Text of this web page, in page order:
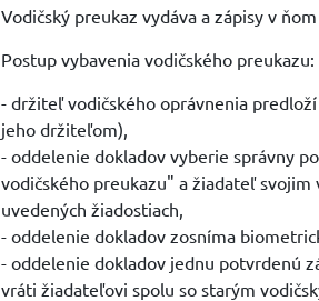
Vodičský preukaz vydáva a zápisy v
Postup vybavenia vodičského preukazu:
- držiteľ vodičského oprávnenia
jeho držiteľom),
- oddelenie dokladov vyberie správny
vodičského preukazu" a žiadateľ
uvedených žiadostiach,
- oddelenie dokladov zosníma
- oddelenie dokladov jednu potvrdenú
vráti žiadateľovi spolu so starým